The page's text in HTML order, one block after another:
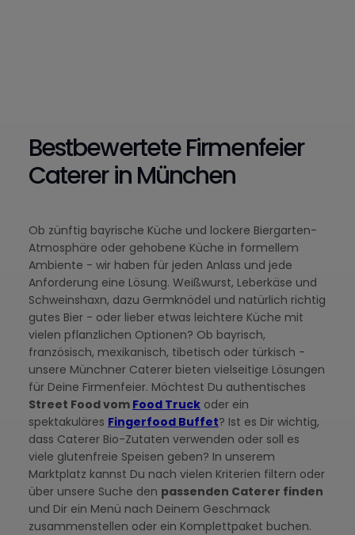
Bestbewertete Firmenfeier
Caterer in München
Ob zünftig bayrische Küche und lockere Biergarten-
Atmosphäre oder gehobene Küche in formellem
Ambiente - wir haben für jeden Anlass und jede
Anforderung eine Lösung. Weißwurst, Leberkäse und
Schweinshaxn, dazu Germknödel und natürlich richtig
gutes Bier - oder lieber etwas leichtere Küche mit
vielen pflanzlichen Optionen? Ob bayrisch,
französisch, mexikanisch, tibetisch oder türkisch -
unsere Münchner Caterer bieten vielseitige Lösungen
für Deine Firmenfeier. Möchtest Du authentisches
Street Food vom Food Truck oder ein
spektakuläres Fingerfood Buffet? Ist es Dir wichtig,
dass Caterer Bio-Zutaten verwenden oder soll es
viele glutenfreie Speisen geben? In unserem
Marktplatz kannst Du nach vielen Kriterien filtern oder
über unsere Suche den passenden Caterer finden
und Dir ein Menü nach Deinem Geschmack
zusammenstellen oder ein Komplettpaket buchen.